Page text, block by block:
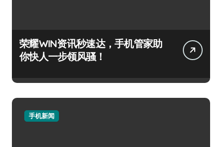
荣耀WIN资讯秒速达，手机管家助
你快人一步领风骚！
手机新闻